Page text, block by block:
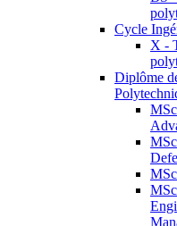
Cycle
X -
Diplôme